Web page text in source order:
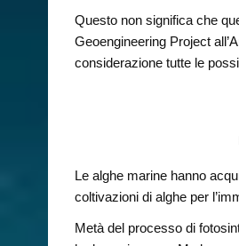
Questo non significa che
Geoengineering Project
considerazione tutte le
Le alghe marine hanno
coltivazioni di alghe per
Metà del processo di